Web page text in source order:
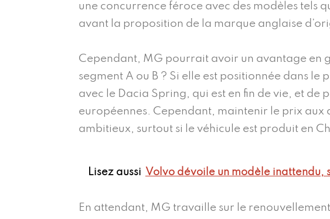
une concurrence féroce avec des modèles tels
avant la proposition de la marque anglaise
Cependant, MG pourrait avoir un avantage en
segment A ou B ? Si elle est positionnée dans
avec le Dacia Spring, qui est en fin de vie, et
européennes. Cependant, maintenir le prix
ambitieux, surtout si le véhicule est produit en
Lisez aussi Volvo dévoile un modèle inattendu,
En attendant, MG travaille sur le